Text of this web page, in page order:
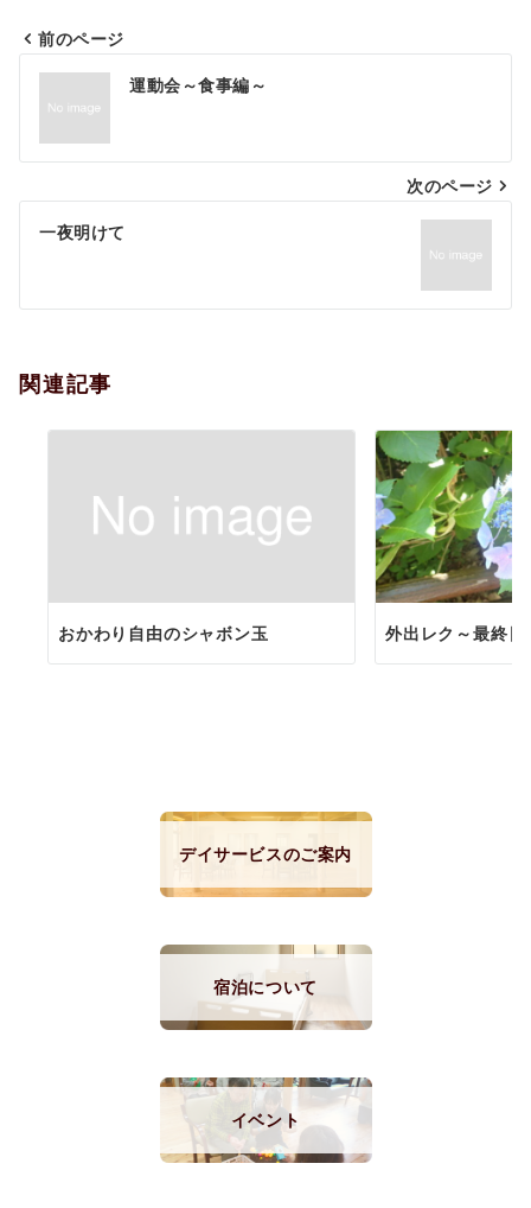
投
ナ
ビ
ゲ
シ
ン
前のページ
運動会～食事編～
次のページ
一夜明けて
関連記事
おかわり自由のシャボン玉 外出レク～最終日
デイサービスのご案内
宿泊について
イベント